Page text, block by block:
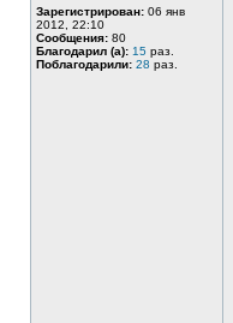
Зарегистрирован: 06 янв
2012, 22:10
Сообщения: 80
Благодарил (а): 15 раз.
Поблагодарили: 28 раз.